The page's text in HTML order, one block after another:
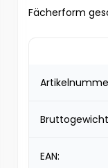
Fächerform
EAN: